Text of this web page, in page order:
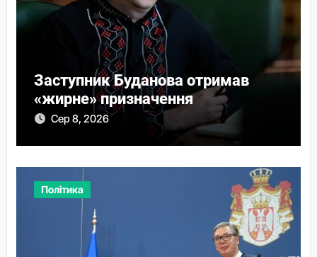
Заступник Буданова отримав
«жирне» призначення
Сер 8, 2026
Політика